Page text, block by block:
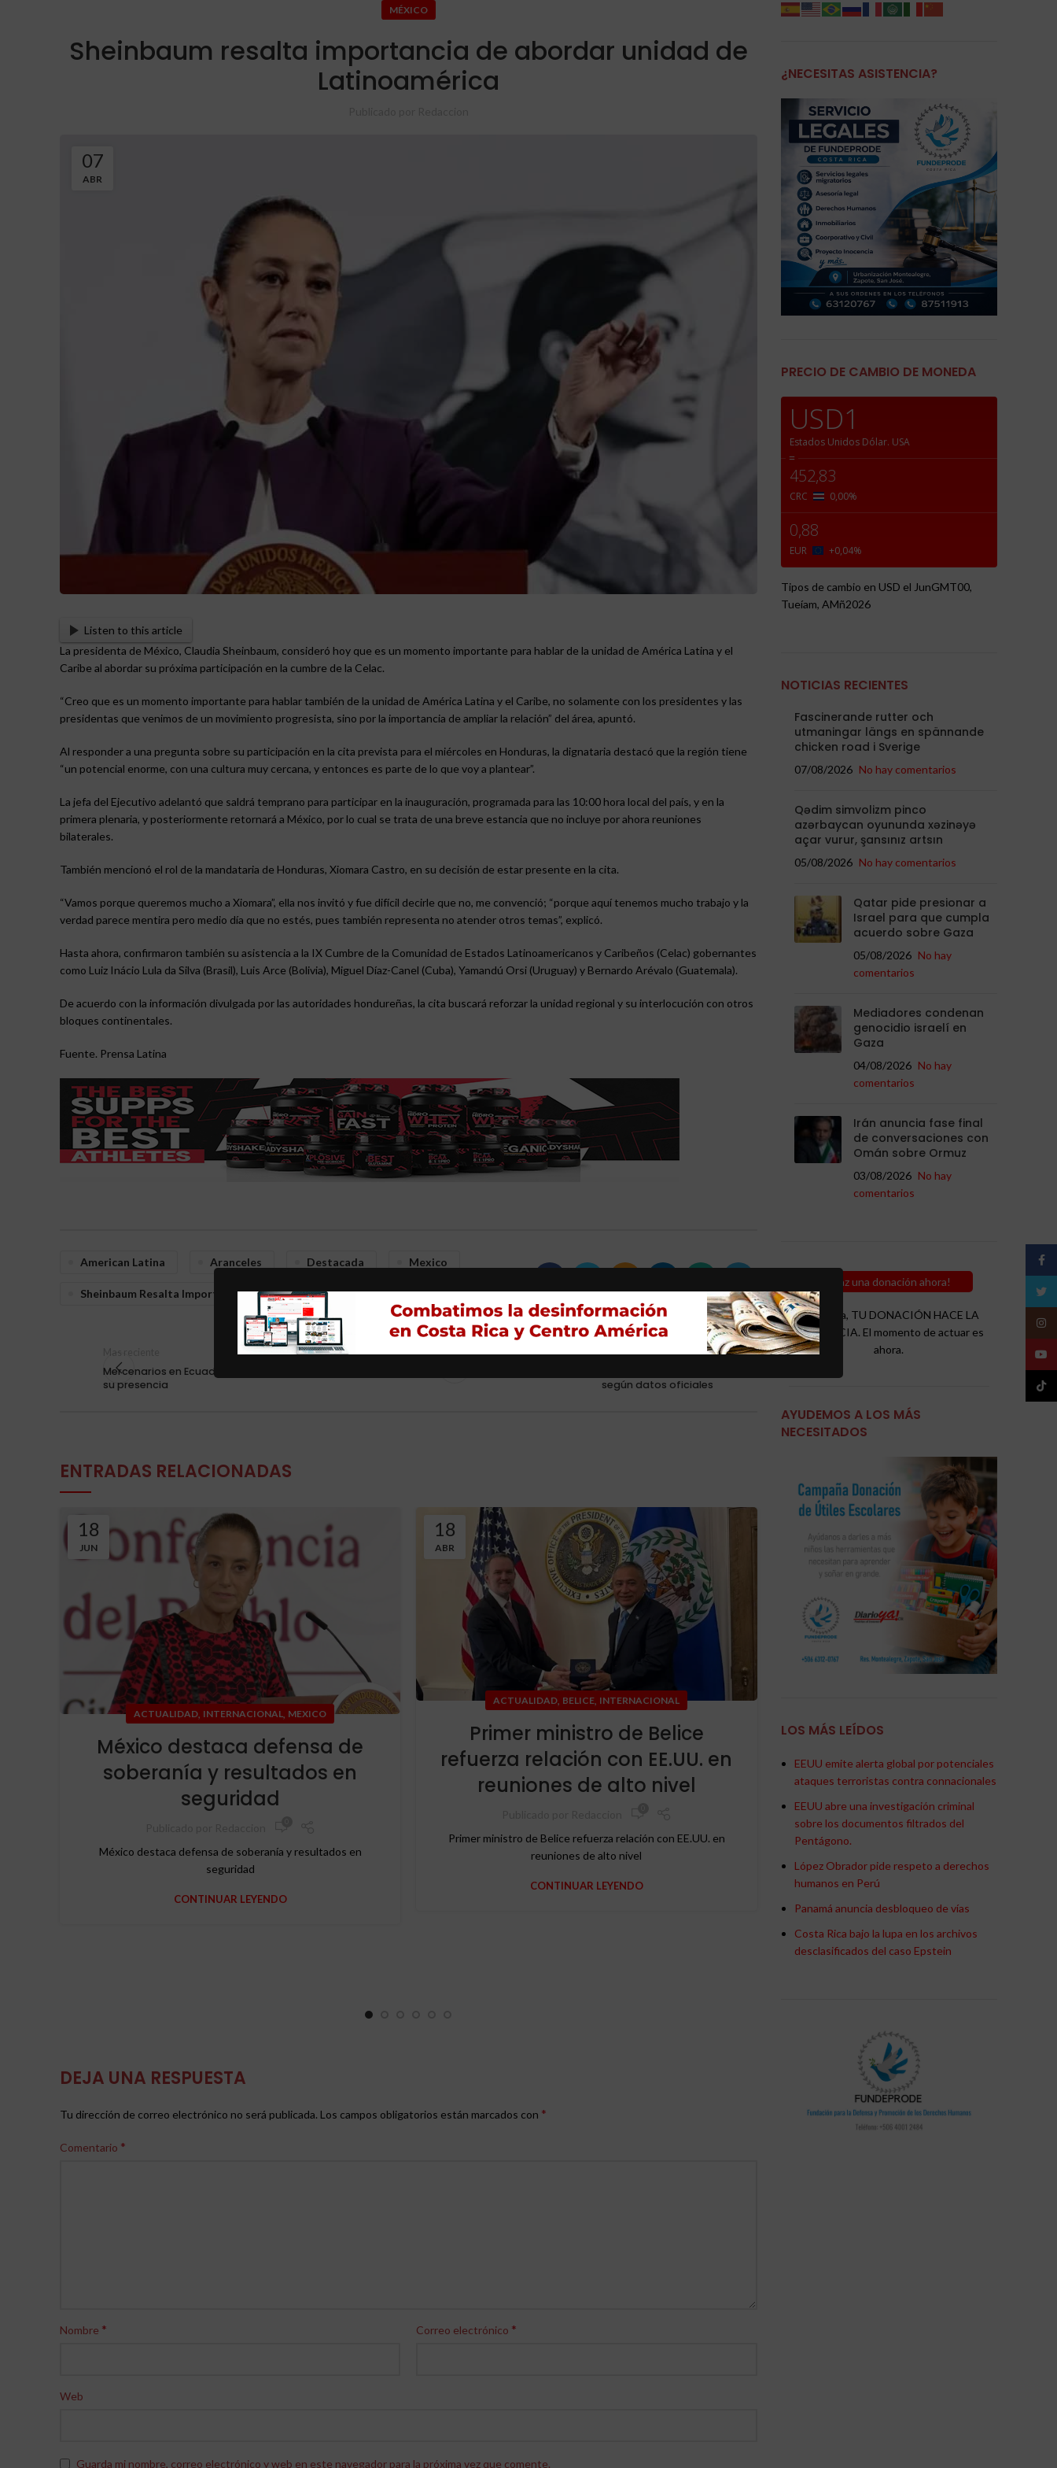
MÉXICO
Sheinbaum resalta importancia de abordar unidad de
Latinoamérica
07
ABR
Listen to this article
La presidenta de México, Claudia Sheinbaum, consideró hoy que es un momento importante para hablar de la unidad de América Latina y el
Caribe al abordar su próxima participación en la cumbre de la Celac.
“Creo que es un momento importante para hablar también de la unidad de América Latina y el Caribe, no solamente con los presidentes y las
presidentas que venimos de un movimiento progresista, sino por la importancia de ampliar la relación” del área, apuntó.
Al responder a una pregunta sobre su participación en la cita prevista para el miércoles en Honduras, la dignataria destacó que la región tiene
“un potencial enorme, con una cultura muy cercana, y entonces es parte de lo que voy a plantear”.
La jefa del Ejecutivo adelantó que saldrá temprano para participar en la inauguración, programada para las 10:00 hora local del país, y en la
primera plenaria, y posteriormente retornará a México, por lo cual se trata de una breve estancia que no incluye por ahora reuniones
bilaterales.
También mencionó el rol de la mandataria de Honduras, Xiomara Castro, en su decisión de estar presente en la cita.
“Vamos porque queremos mucho a Xiomara”, ella nos invitó y fue difícil decirle que no, me convenció; “porque aquí tenemos mucho trabajo y la
verdad parece mentira pero medio día que no estés, pues también representa no atender otros temas”, explicó.
Hasta ahora, confirmaron también su asistencia a la IX Cumbre de la Comunidad de Estados Latinoamericanos y Caribeños (Celac) gobernantes
como Luiz Inácio Lula da Silva (Brasil), Luis Arce (Bolivia), Miguel Díaz-Canel (Cuba), Yamandú Orsi (Uruguay) y Bernardo Arévalo (Guatemala).
De acuerdo con la información divulgada por las autoridades hondureñas, la cita buscará reforzar la unidad regional y su interlocución con otros
bloques continentales.
Fuente. Prensa Latina
American Latina Aranceles Destacada Mexico
Sheinbaum Resalta Importancia De Abordar Unidad De Latinoamérica
Mas reciente
Mercenarios en Ecuador, alertan sobre los riesgos de
su presencia
Mas antiguo
según datos oficiales
ENTRADAS RELACIONADAS
18
JUN
ACTUALIDAD, INTERNACIONAL, MEXICO
México destaca defensa de
soberanía y resultados en
seguridad
México destaca defensa de soberanía y resultados en
seguridad
CONTINUAR LEYENDO
18
ABR
ACTUALIDAD, BELICE, INTERNACIONAL
Primer ministro de Belice
refuerza relación con EE.UU. en
reuniones de alto nivel
Primer ministro de Belice refuerza relación con EE.UU. en
reuniones de alto nivel
CONTINUAR LEYENDO
MAR
Clamor de clericó irani,
pide al papa condenar
crímenes de EEUU e
contra Irán
Publicado por
Clamor de Arafi pide al papa condenar los crímenes
CONTINUAR LEYENDO
DEJA UNA RESPUESTA
Tu dirección de correo electrónico no será publicada. Los campos obligatorios están marcados con *
Comentario *
Nombre * Correo electrónico *
Web
Guarda mi nombre, correo electrónico y web en este navegador para la próxima vez que comente.
¿NECESITAS ASISTENCIA?
PRECIO DE CAMBIO DE MONEDA
USD1
Estados Unidos Dólar. USA
=
452,83
CRC 0,00%
0,88
EUR +0,04%
Tipos de cambio en USD el JunGMT00,
Tueíam, AMñ2026
NOTICIAS RECIENTES
Fascinerande rutter och
utmaningar längs en spännande
chicken road i Sverige
07/08/2026 No hay comentarios
Qədim simvolizm pinco
azərbaycan oyununda xəzinəyə
açar vurur, şansınız artsın
05/08/2026 No hay comentarios
Qatar pide presionar a
Israel para que cumpla
acuerdo sobre Gaza
05/08/2026 No hay
comentarios
Mediadores condenan
genocidio israelí en
Gaza
04/08/2026 No hay
comentarios
Irán anuncia fase final
de conversaciones con
Omán sobre Ormuz
03/08/2026 No hay
comentarios
¡Haz una donación ahora!
Recuerda, TU DONACIÓN HACE LA
DIFERENCIA. El momento de actuar es
ahora.
AYUDEMOS A LOS MÁS
NECESITADOS
LOS MÁS LEÍDOS
EEUU emite alerta global por potenciales
ataques terroristas contra connacionales
EEUU abre una investigación criminal
sobre los documentos filtrados del
Pentágono.
López Obrador pide respeto a derechos
humanos en Perú
Panamá anuncia desbloqueo de vías
Costa Rica bajo la lupa en los archivos
desclasificados del caso Epstein